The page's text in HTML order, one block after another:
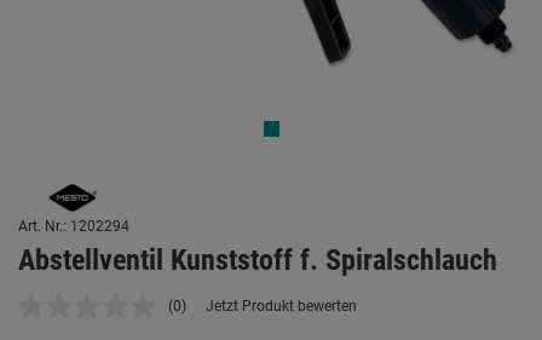
Art. Nr.: 1202294
Abstellventil Kunststoff f. Spiralschlauch
Kein
(0) Jetzt Produkt bewerten